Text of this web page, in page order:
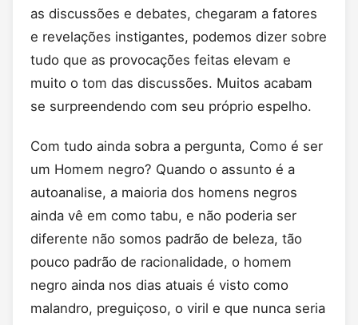
as discussões e debates, chegaram a fatores
e revelações instigantes, podemos dizer sobre
tudo que as provocações feitas elevam e
muito o tom das discussões. Muitos acabam
se surpreendendo com seu próprio espelho.
Com tudo ainda sobra a pergunta, Como é ser
um Homem negro? Quando o assunto é a
autoanalise, a maioria dos homens negros
ainda vê em como tabu, e não poderia ser
diferente não somos padrão de beleza, tão
pouco padrão de racionalidade, o homem
negro ainda nos dias atuais é visto como
malandro, preguiçoso, o viril e que nunca seria